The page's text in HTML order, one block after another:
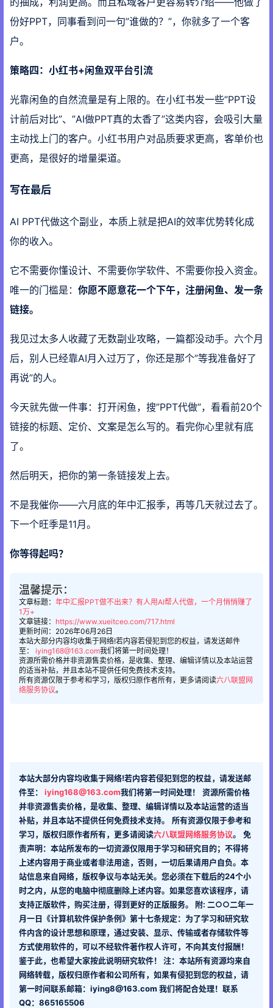
份好PPT，同事看到问一句”谁做的？”，你就多了一个客
户。
策略四：小红书+闲鱼双平台引流
光靠闲鱼的自然流量是有上限的。在小红书发一些”PPT设
计前后对比”、”AI做PPT真的太香了”这类内容，会吸引大量
主动找上门的客户。小红书用户对品质要求更高，客单价也
更高，是很好的增量渠道。
写在最后
AI PPT代做这个副业，本质上就是把AI的效率优势转化成
你的收入。
它不需要你懂设计、不需要你学软件、不需要你投入资金。
唯一的门槛是： 你愿不愿意花一个下午，注册闲鱼、发一条
链接。
我见过太多人收藏了无数副业攻略，一篇都没动手。六个月
后，别人已经靠AI月入过万了，你还是那个”等我准备好了
再说”的人。
今天就先做一件事：打开闲鱼，搜”PPT代做”，看看前20个
链接的标题、定价、文案是怎么写的。看完你心里就有底
了。
然后明天，把你的第一条链接发上去。
不是我催你——六月底的年中汇报季，再等几天就过去了。
下一个旺季是11月。
你等得起吗？
温馨提示：
文章标题： 年中汇报PPT做不出来？有人用AI帮人代做，一个月悄悄赚了
1万+
文章链接： https://www.xueitceo.com/717.html
更新时间：2026年06月26日
本站大部分内容均收集于网络!若内容若侵犯到您的权益，请发送邮件
至：
iying168@163.com我们将第一时间处理！
资源所需价格并非资源售卖价格，是收集、整理、编辑详情以及本站运营
的适当补贴，并且本站不提供任何免费技术支持。
所有资源仅限于参考和学习，版权归原作者所有，更多请阅读六八联盟网
络服务协议。
本站大部分内容均收集于网络!若内容若侵犯到您的权益，请发送邮
件至：
iying168@163.com我们将第一时间处理！
资源所需价格
并非资源售卖价格，是收集、整理、编辑详情以及本站运营的适当
补贴，并且本站不提供任何免费技术支持。
所有资源仅限于参考和
学习，版权归原作者所有，更多请阅读六八联盟网络服务协议。
免
责声明：本站所发布的一切资源仅限用于学习和研究目的；不得将
上述内容用于商业或者非法用途，否则，一切后果请用户自负。本
站信息来自网络，版权争议与本站无关。您必须在下载后的24个小
时之内，从您的电脑中彻底删除上述内容。如果您喜欢该程序，请
支持正版软件，购买注册，得到更好的正版服务。 附: 二○○二年一
月一日《计算机软件保护条例》第十七条规定：为了学习和研究软
件内含的设计思想和原理，通过安装、显示、传输或者存储软件等
方式使用软件的，可以不经软件著作权人许可，不向其支付报酬！
鉴于此，也希望大家按此说明研究软件！ 注：本站所有资源均来自
网络转载，版权归原作者和公司所有，如果有侵犯到您的权益，请
第一时间联系邮箱：iying8@163.com 我们将配合处理！联系
QQ：865165506